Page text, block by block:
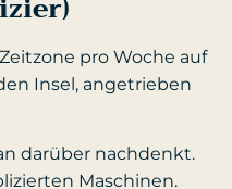
pro Woche auf
Insel, angetrieben
darüber nachdenkt.
Maschinen.